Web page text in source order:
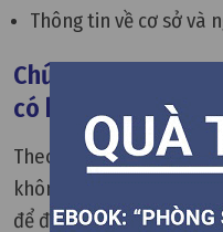
Thông tin về cơ sở và
Chứng nhận FDA
có không?
Theo quy định của FDA,
không bắt buộc (trừ
để đảm bảo quá trình